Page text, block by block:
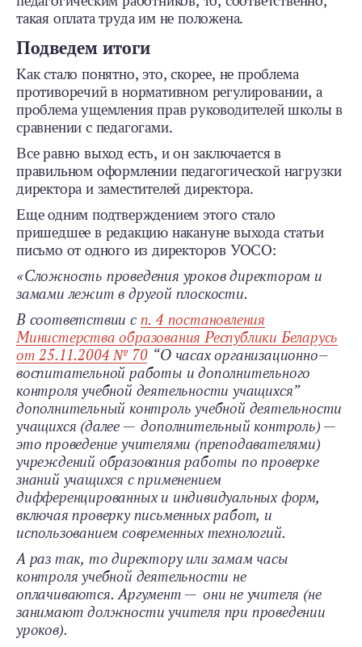
такая оплата труда им не положена.
Подведем итоги
Как стало понятно, это, скорее, не проблема
противоречий в нормативном регулировании, а
проблема ущемления прав руководителей школы в
сравнении с педагогами.
Все равно выход есть, и он заключается в
правильном оформлении педагогической нагрузки
директора и заместителей директора.
Еще одним подтверждением этого стало
пришедшее в редакцию накануне выхода статьи
письмо от одного из директоров УОСО:
«Сложность проведения уроков директором и
замами лежит в другой плоскости.
В соответствии с п. 4 постановления
Министерства образования Республики Беларусь
от 25.11.2004 № 70“О часах организационно-­
воспитательной работы и дополнительного
контроля учебной деятельности учащихся”
дополнительный контроль учебной деятельности
учащихся (далее — дополнительный контроль) —
это проведение учителями (преподавателями)
учреждений образования работы по проверке
знаний учащихся с применением
дифференцированных и индивидуальных форм,
включая проверку письменных работ, и
использованием современных технологий.
А раз так, то директору или замам часы
контроля учебной деятельности не
оплачиваются. Аргумент — они не учителя (не
занимают должности учителя при проведении
уроков).